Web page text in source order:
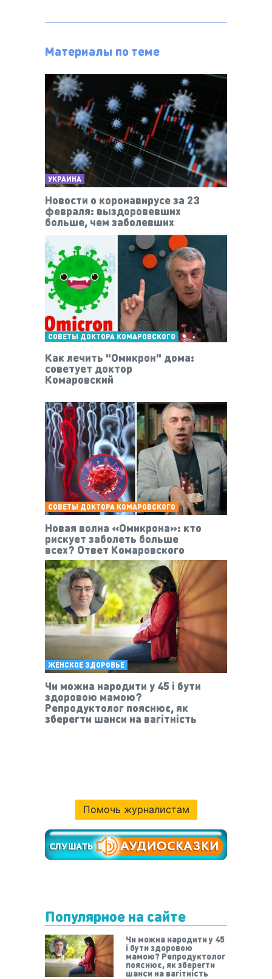
Материалы по теме
УКРАИНА
Новости о коронавирусе за 23
февраля: выздоровевших
больше, чем заболевших
СОВЕТЫ ДОКТОРА КОМАРОВСКОГО
Как лечить "Омикрон" дома:
советует доктор
Комаровский
СОВЕТЫ ДОКТОРА КОМАРОВСКОГО
Новая волна «Омикрона»: кто
рискует заболеть больше
всех? Ответ Комаровского
ЖЕНСКОЕ ЗДОРОВЬЕ
Чи можна народити у 45 і бути
здоровою мамою?
Репродуктолог пояснює, як
зберегти шанси на вагітність
Помочь журналистам
Популярное на сайте
Чи можна народити у 45
і бути здоровою
мамою? Репродуктолог
пояснює, як зберегти
шанси на вагітність